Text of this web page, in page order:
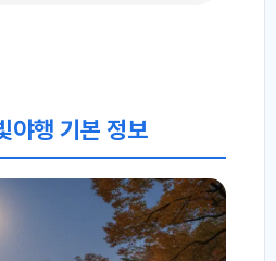
행 기본 정보